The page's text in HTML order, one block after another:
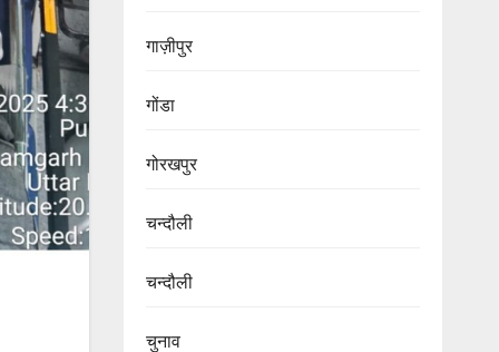
गाज़ीपुर
गोंडा
गोरखपुर
चन्दौली
चन्दौली
चुनाव